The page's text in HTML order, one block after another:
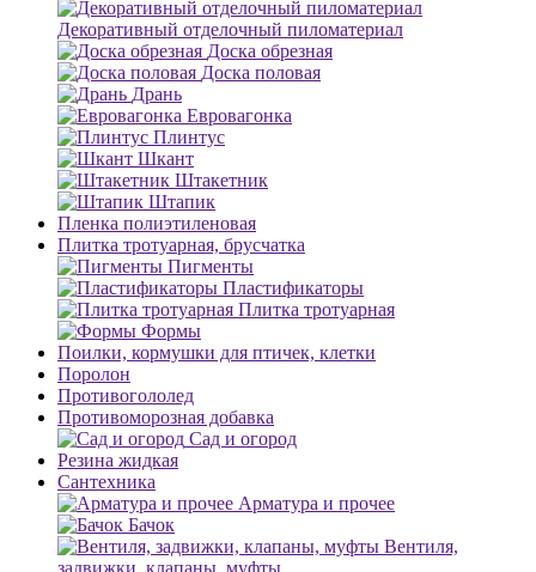
Декоративный отделочный пиломатериал
Доска обрезная
Доска половая
Дрань
Евровагонка
Плинтус
Шкант
Штакетник
Штапик
Пленка полиэтиленовая
Плитка тротуарная, брусчатка
Пигменты
Пластификаторы
Плитка тротуарная
Формы
Поилки, кормушки для птичек, клетки
Поролон
Противогололед
Противоморозная добавка
Сад и огород
Резина жидкая
Сантехника
Арматура и прочее
Бачок
Вентиля,
задвижки, клапаны, муфты